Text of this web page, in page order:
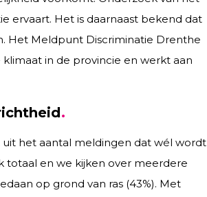
ervaart. Het is daarnaast bekend dat
Het Meldpunt Discriminatie Drenthe
in de provincie en werkt aan
het aantal meldingen dat wél wordt
totaal en we kijken over meerdere
op grond van ras (43%). Met